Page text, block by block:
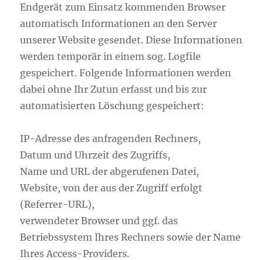
Endgerät zum Einsatz kommenden Browser
automatisch Informationen an den Server
unserer Website gesendet. Diese Informationen
werden temporär in einem sog. Logfile
gespeichert. Folgende Informationen werden
dabei ohne Ihr Zutun erfasst und bis zur
automatisierten Löschung gespeichert:
IP-Adresse des anfragenden Rechners,
Datum und Uhrzeit des Zugriffs,
Name und URL der abgerufenen Datei,
Website, von der aus der Zugriff erfolgt
(Referrer-URL),
verwendeter Browser und ggf. das
Betriebssystem Ihres Rechners sowie der Name
Ihres Access-Providers.